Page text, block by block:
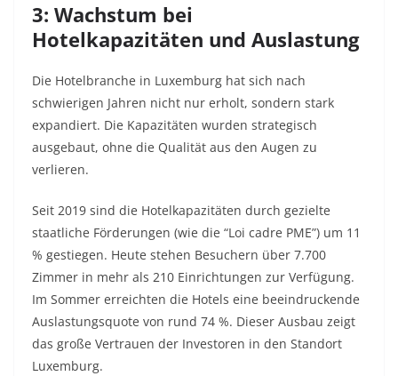
3: Wachstum bei
Hotelkapazitäten und Auslastung
Die Hotelbranche in Luxemburg hat sich nach
schwierigen Jahren nicht nur erholt, sondern stark
expandiert. Die Kapazitäten wurden strategisch
ausgebaut, ohne die Qualität aus den Augen zu
verlieren.
Seit 2019 sind die Hotelkapazitäten durch gezielte
staatliche Förderungen (wie die “Loi cadre PME”) um 11
% gestiegen. Heute stehen Besuchern über 7.700
Zimmer in mehr als 210 Einrichtungen zur Verfügung.
Im Sommer erreichten die Hotels eine beeindruckende
Auslastungsquote von rund 74 %. Dieser Ausbau zeigt
das große Vertrauen der Investoren in den Standort
Luxemburg.